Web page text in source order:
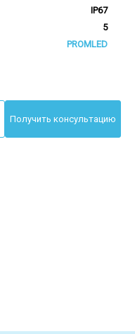
IP67
5
PROMLED
Получить консультацию